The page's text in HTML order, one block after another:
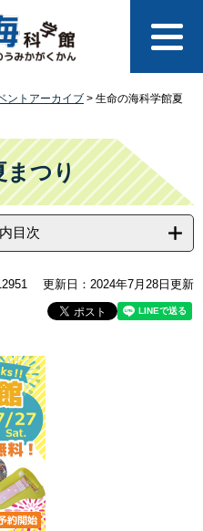
ントアーカイブ > 生命の海科学館夏
まつり
目次
更新日：2024年7月28日更新